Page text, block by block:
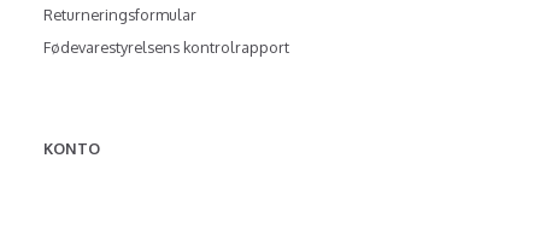
Returneringsformular
Fødevarestyrelsens kontrolrapport
KONTO